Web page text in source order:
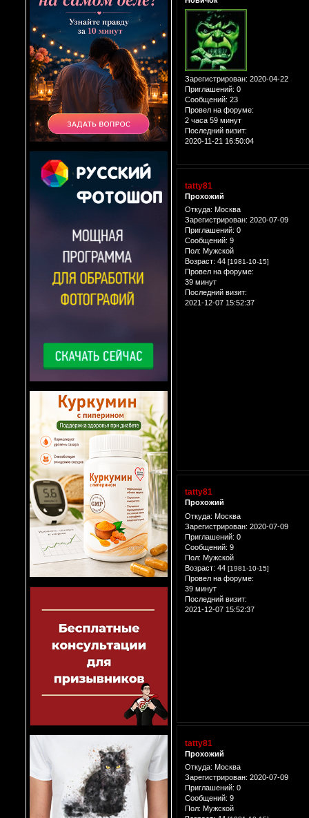
Зарегистрирован: 2020-04-22
Приглашений: 0
Сообщений: 23
Провел на форуме:
2 часа 59 минут
Последний визит:
2020-11-21 16:50:04
tatty81
Прохожий
Откуда: Москва
Зарегистрирован: 2020-07-09
Приглашений: 0
Сообщений: 9
Пол: Мужской
Возраст: 44 [1981-10-15]
Провел на форуме:
39 минут
Последний визит:
2021-12-07 15:52:37
tatty81
Прохожий
Откуда: Москва
Зарегистрирован: 2020-07-09
Приглашений: 0
Сообщений: 9
Пол: Мужской
Возраст: 44 [1981-10-15]
Провел на форуме:
39 минут
Последний визит:
2021-12-07 15:52:37
tatty81
Прохожий
Откуда: Москва
Зарегистрирован: 2020-07-09
Приглашений: 0
Сообщений: 9
Пол: Мужской